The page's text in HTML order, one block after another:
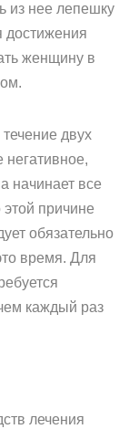
из нее лепешку
достижения
женщину в
двух
негативное,
начинает все
причине
обязательно
время. Для
каждый раз
лечения